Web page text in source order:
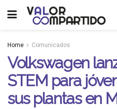
Home Comunicados
Volkswagen
STEM para
sus plantas en